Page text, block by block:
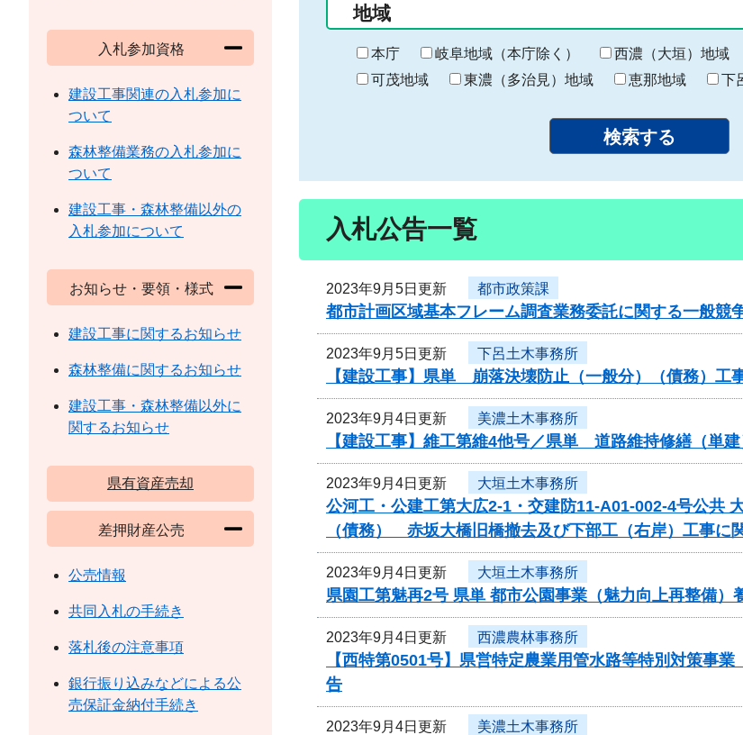
の
始
ま
り
終
わ
り
地域
本庁 岐阜地域（本庁除く） 西濃（大垣）地域
可茂地域
東濃（多治見）地域 恵那地域 下
入札公告一覧
2023年9月5日更新 都市政策課
都市計画区域基本フレーム調査業務委託に関する一般競
2023年9月5日更新 下呂土木事務所
【建設工事】県単 崩落決壊防止（一般分）（債務）工
2023年9月4日更新 美濃土木事務所
【建設工事】維工第維4他号／県単 道路維持修繕（単
2023年9月4日更新 大垣土木事務所
公河工・公建工第大広2-1・交建防11-A01-002-4号公共
（債務） 赤坂大橋旧橋撤去及び下部工（右岸）工事に
2023年9月4日更新 大垣土木事務所
県園工第魅再2号 県単 都市公園事業（魅力向上再整備
2023年9月4日更新 西濃農林事務所
【西特第0501号】県営特定農業用管水路等特別対策
告
2023年9月4日更新 美濃土木事務所
入札参加資格
建設工事関連の入札参加に
ついて
森林整備業務の入札参加に
ついて
建設工事・森林整備以外の
入札参加について
お知らせ・要領・様式
建設工事に関するお知らせ
森林整備に関するお知らせ
建設工事・森林整備以外に
関するお知らせ
県有資産売却
差押財産公売
公売情報
共同入札の手続き
落札後の注意事項
銀行振り込みなどによる公
売保証金納付手続き